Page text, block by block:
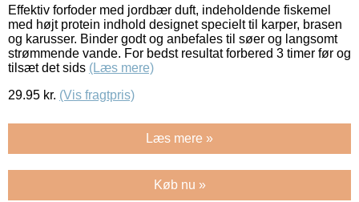
Effektiv forfoder med jordbær duft, indeholdende fiskemel
med højt protein indhold designet specielt til karper, brasen
og karusser. Binder godt og anbefales til søer og langsomt
strømmende vande. For bedst resultat forbered 3 timer før og
tilsæt det sids (Læs mere)
29.95 kr. (Vis fragtpris)
Læs mere »
Køb nu »